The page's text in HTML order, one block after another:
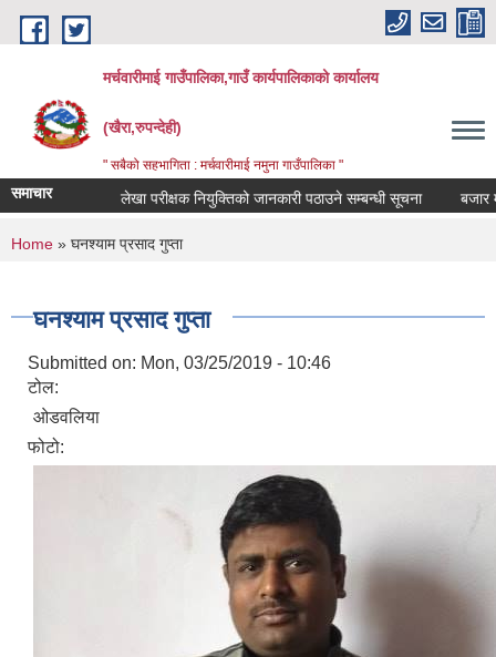
Skip to main content
मर्चवारीमाई गाउँपालिका,गाउँ कार्यपालिकाको कार्यालय
(खैरा,रुपन्देही)
" सबैको सहभागिता : मर्चवारीमाई नमुना गाउँपालिका "
समाचार
सूचना.. लेखा परीक्षक नियुक्तिको जानकारी पठाउने सम्बन्धी सूचना बजार मूल्य
You are here
Home » घनश्याम प्रसाद गुप्ता
घनश्याम प्रसाद गुप्ता
Submitted on: Mon, 03/25/2019 - 10:46
टोल:
ओडवलिया
फोटो: